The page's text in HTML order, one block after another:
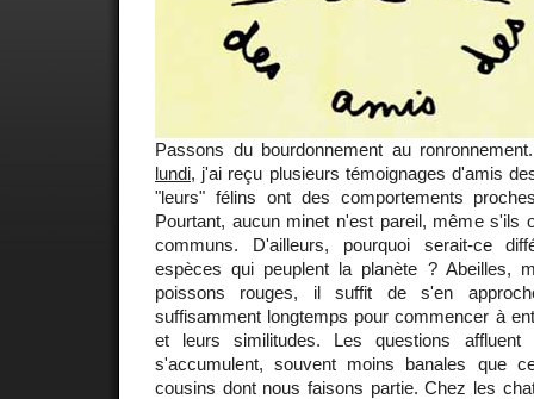
Passons du bourdonnement au
lundi, j'ai reçu plusieurs témoignages d'amis
"leurs" félins ont des comportements
Pourtant, aucun minet n'est pareil, même s'ils
communs. D'ailleurs, pourquoi serait-ce
espèces qui peuplent la planète ? Abeilles,
poissons rouges, il suffit de s'en
suffisamment longtemps pour commencer à
et leurs similitudes. Les questions
s'accumulent, souvent moins banales que
cousins dont nous faisons partie. Chez les